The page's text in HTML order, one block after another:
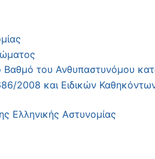
του Ανθυπαστυνόμου
και Ειδικών
Ελληνικής Αστυνομίας